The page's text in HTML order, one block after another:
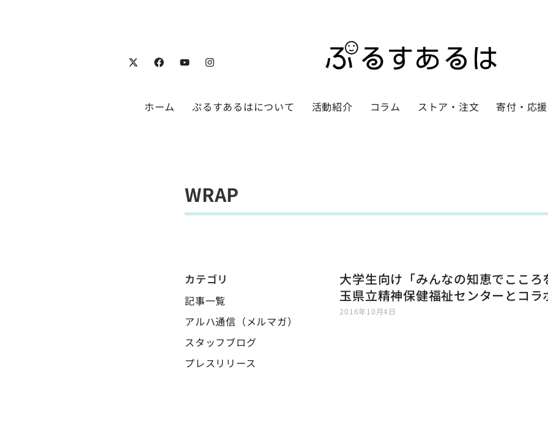
ホーム ぷるすあるはについて 活動紹介 コラム ストア・注文 寄付・応援
WRAP
カテゴリ
記事一覧
アルハ通信（メルマガ）
スタッフブログ
プレスリリース
大学生向け「みんなの知恵でこころ
玉県立精神保健福祉センターとコラ
2016年10月4日